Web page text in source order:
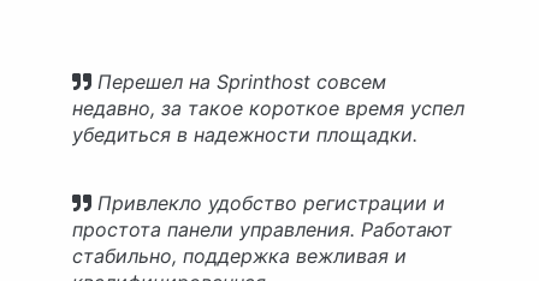
Перешел на Sprinthost совсем
недавно, за такое короткое время успел
убедиться в надежности площадки.
Привлекло удобство регистрации и
простота панели управления. Работают
стабильно, поддержка вежливая и